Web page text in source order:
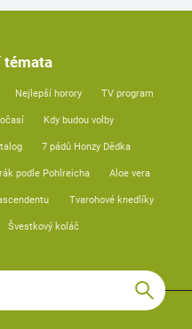
témata
Nejlepší horory TV program
Kdy budou volby
7 pádů Honzy Dědka
podle Pohlreicha Aloe vera
Tvarohové knedlíky
Švestkový koláč